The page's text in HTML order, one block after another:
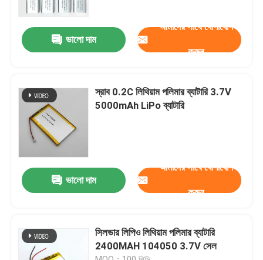
আমাদের সম্বন্ধে
গুণমান নিয়ন্ত্রণ
একটি উদ্ধৃতি অনুরোধ করুন
লিথিয়াম পলিমার ব্যাটারি
ছোট লিপো ব্যাটারি
ভালো দাম
আমাদের সাথে যোগাযোগ
করুন
স্রাব 0.2C লিথিয়াম পলিমার ব্যাটারি 3.7V
5000mAh LiPo ব্যাটারি
ভালো দাম
আমাদের সাথে যোগাযোগ
করুন
সিলভার লিপিও লিথিয়াম পলিমার ব্যাটারি
2400MAH 104050 3.7V সেল